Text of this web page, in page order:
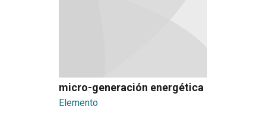
micro-generación energética
Elemento